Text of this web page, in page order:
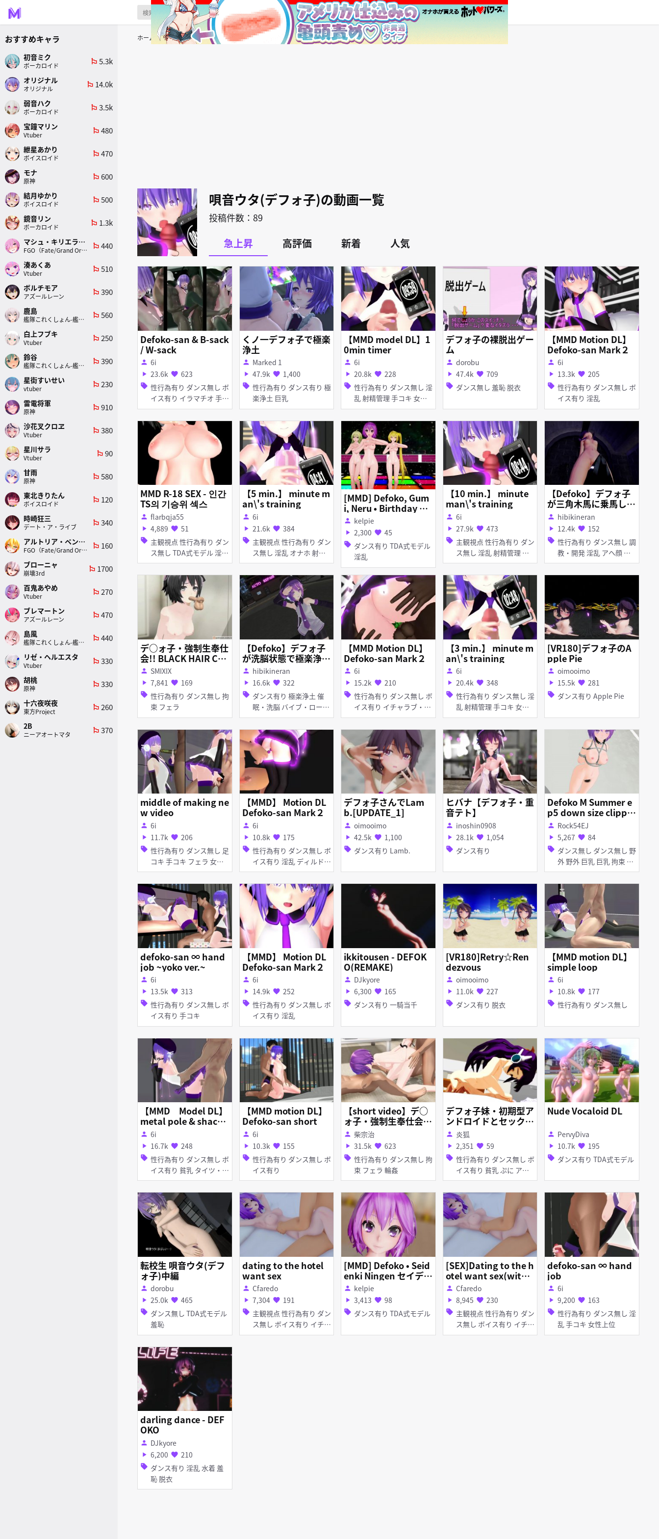
search キャラ 作者 タグ 原作
ホーム 原作 ボーカロイド 唄音ウタ(デフォ子)
唄音ウタ(デフォ子)の動画一覧
投稿件数：89
急上昇 高評価 新着 人気
Defoko-san & B-sack
/ W-sack
person 6i
play_arrow 23.6k favorite 623
sell 性行為有り ダンス無し ボ
イス有り イラマチオ 手コ
キ フェラ
くノ一デフォ子で極楽
浄土
person Marked 1
play_arrow 47.9k favorite 1,400
sell 性行為有り ダンス有り 極
楽浄土 巨乳
【MMD model DL】1
0min timer
person 6i
play_arrow 20.8k favorite 228
sell 性行為有り ダンス無し 淫
乱 射精管理 手コキ 女性
上位
デフォ子の裸脱出ゲー
ム
person dorobu
play_arrow 47.4k favorite 709
sell ダンス無し 羞恥 脱衣
【MMD Motion DL】
Defoko-san Mark２
person 6i
play_arrow 13.3k favorite 205
sell 性行為有り ダンス無し ボ
イス有り 淫乱
MMD R-18 SEX - 인간
TS의 기승위 섹스
person flarbqja55
play_arrow 4,889 favorite 51
sell 主観視点 性行為有り ダン
ス無し TDA式モデル 淫乱
巨乳 女性上位
【5 min.】 minute m
an\'s training
person 6i
play_arrow 21.6k favorite 384
sell 主観視点 性行為有り ダン
ス無し 淫乱 オナホ 射精
管理 手コキ 女性上位
[MMD] Defoko, Gum
i, Neru • Birthday So
ng For Miku
person kelpie
play_arrow 2,300 favorite 45
sell ダンス有り TDA式モデル
淫乱
【10 min.】 minute
man\'s training
person 6i
play_arrow 27.9k favorite 473
sell 主観視点 性行為有り ダン
ス無し 淫乱 射精管理 手
コキ 女性上位 ディープス
ロート フェラ
【Defoko】デフォ子
が三角木馬に乗馬して
気持ち良くなるそうで
す。
person hibikineran
play_arrow 12.4k favorite 152
sell 性行為有り ダンス無し 調
教・開発 淫乱 アヘ顔 母
乳・噴乳
デ○ォ子・強制生奉仕
会!! BLACK HAIR COL
OR EDIT (1/14) ❤️
person SMIXIX
play_arrow 7,841 favorite 169
sell 性行為有り ダンス無し 拘
束 フェラ
【Defoko】デフォ子
が洗脳状態で極楽浄土
を踊る
person hibikineran
play_arrow 16.6k favorite 322
sell ダンス有り 極楽浄土 催
眠・洗脳 バイブ・ロータ
ー 脱衣
【MMD Motion DL】
Defoko-san Mark２
person 6i
play_arrow 15.2k favorite 210
sell 性行為有り ダンス無し ボ
イス有り イチャラブ・あ
まあま 淫乱
【3 min.】 minute m
an\'s training
person 6i
play_arrow 20.4k favorite 348
sell 性行為有り ダンス無し 淫
乱 射精管理 手コキ 女性
上位
[VR180]デフォ子のA
pple Pie
person oimooimo
play_arrow 15.5k favorite 281
sell ダンス有り Apple Pie
middle of making ne
w video
person 6i
play_arrow 11.7k favorite 206
sell 性行為有り ダンス無し 足
コキ 手コキ フェラ 女性
上位
【MMD】 Motion DL
Defoko-san Mark２
person 6i
play_arrow 10.8k favorite 175
sell 性行為有り ダンス無し ボ
イス有り 淫乱 ディルド
アナル責め
デフォ子さんでLam
b.[UPDATE_1]
person oimooimo
play_arrow 42.5k favorite 1,100
sell ダンス有り Lamb.
ヒバナ【デフォ子・重
音テト】
person inoshin0908
play_arrow 28.1k favorite 1,054
sell ダンス有り
Defoko M Summer e
p5 down size clippin
gs
person Rock54EJ
play_arrow 5,267 favorite 84
sell ダンス無し ダンス無し 野
外 野外 巨乳 巨乳 拘束 拘
束
defoko-san ∞ hand
job ~yoko ver.~
person 6i
play_arrow 13.5k favorite 313
sell 性行為有り ダンス無し ボ
イス有り 手コキ
【MMD】 Motion DL
Defoko-san Mark２
person 6i
play_arrow 14.9k favorite 252
sell 性行為有り ダンス無し ボ
イス有り 淫乱
ikkitousen - DEFOK
O(REMAKE)
person DJkyore
play_arrow 6,300 favorite 165
sell ダンス有り 一騎当千
[VR180]Retry☆Ren
dezvous
person oimooimo
play_arrow 11.0k favorite 227
sell ダンス有り 脱衣
【MMD motion DL】
simple loop
person 6i
play_arrow 10.8k favorite 177
sell 性行為有り ダンス無し
【MMD Model DL】
metal pole & shackl
es
person 6i
play_arrow 16.7k favorite 248
sell 性行為有り ダンス無し ボ
イス有り 貧乳 タイツ・ス
トッキング
【MMD motion DL】
Defoko-san short
person 6i
play_arrow 10.3k favorite 155
sell 性行為有り ダンス無し ボ
イス有り
【short video】デ○
ォ子・強制生奉仕会!!
三穴に遠慮も避妊も
無しの連続中出し！
person 柴宗治
play_arrow 31.5k favorite 623
sell 性行為有り ダンス無し 拘
束 フェラ 輪姦
デフォ子妹・初期型ア
ンドロイドとセックス
『初期型もいいな…』
person 炎狐
play_arrow 2,351 favorite 59
sell 性行為有り ダンス無し ボ
イス有り 貧乳 ぷに アナ
ル責め ディープスロート
フェラ イチャラブ・あま
あま
Nude Vocaloid DL
person PervyDiva
play_arrow 10.7k favorite 195
sell ダンス有り TDA式モデル
転校生 唄音ウタ(デフ
ォ子)中編
person dorobu
play_arrow 25.0k favorite 465
sell ダンス無し TDA式モデル
羞恥
dating to the hotel
want sex
person Cfaredo
play_arrow 7,304 favorite 191
sell 主観視点 性行為有り ダン
ス無し ボイス有り イチャ
ラブ・あまあま
[MMD] Defoko • Seid
enki Ningen セイデン
キニンゲン
person kelpie
play_arrow 3,413 favorite 98
sell ダンス有り TDA式モデル
[SEX]Dating to the h
otel want sex(with s
ound)
person Cfaredo
play_arrow 8,945 favorite 230
sell 主観視点 性行為有り ダン
ス無し ボイス有り イチャ
ラブ・あまあま 淫乱 巨乳
defoko-san ∞ hand
job
person 6i
play_arrow 9,200 favorite 163
sell 性行為有り ダンス無し 淫
乱 手コキ 女性上位
darling dance - DEF
OKO
person DJkyore
play_arrow 6,200 favorite 210
sell ダンス有り 淫乱 水着 羞
恥 脱衣
おすすめキャラ
初音ミク
ボーカロイド
emoji_flags 5.3k
オリジナル
オリジナル
emoji_flags 14.0k
弱音ハク
ボーカロイド
emoji_flags 3.5k
宝鐘マリン
Vtuber
emoji_flags 480
紲星あかり
ボイスロイド
emoji_flags 470
モナ
原神
emoji_flags 600
結月ゆかり
ボイスロイド
emoji_flags 500
鏡音リン
ボーカロイド
emoji_flags 1.3k
マシュ・キリエライト
FGO（Fate/Grand Order）
emoji_flags 440
湊あくあ
Vtuber
emoji_flags 510
ボルチモア
アズールレーン
emoji_flags 390
鹿島
艦隊これくしょん-艦これ-
emoji_flags 560
白上フブキ
Vtuber
emoji_flags 250
鈴谷
艦隊これくしょん-艦これ-
emoji_flags 390
星街すいせい
vtuber
emoji_flags 230
雷電将軍
原神
emoji_flags 910
沙花叉クロヱ
Vtuber
emoji_flags 380
星川サラ
Vtuber
emoji_flags 90
甘雨
原神
emoji_flags 580
東北きりたん
ボイスロイド
emoji_flags 120
時崎狂三
デート・ア・ライブ
emoji_flags 340
アルトリア・ペンドラゴン(ランサー)
FGO（Fate/Grand Order）
emoji_flags 160
ブローニャ
崩壊3rd
emoji_flags 1700
百鬼あやめ
Vtuber
emoji_flags 270
ブレマートン
アズールレーン
emoji_flags 470
島風
艦隊これくしょん-艦これ-
emoji_flags 440
リゼ・ヘルエスタ
Vtuber
emoji_flags 330
胡桃
原神
emoji_flags 330
十六夜咲夜
東方Project
emoji_flags 260
2B
ニーアオートマタ
emoji_flags 370